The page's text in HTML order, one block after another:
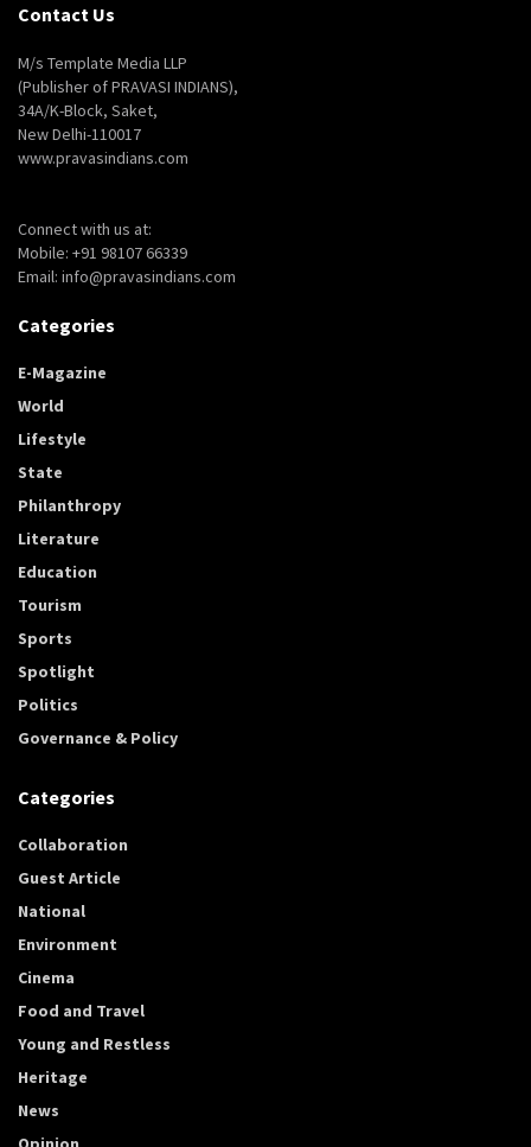
Contact Us
M/s Template Media LLP
(Publisher of PRAVASI INDIANS),
34A/K-Block, Saket,
New Delhi-110017
www.pravasindians.com
Connect with us at:
Mobile: +91 98107 66339
Email: info@pravasindians.com
Categories
E-Magazine
World
Lifestyle
State
Philanthropy
Literature
Education
Tourism
Sports
Spotlight
Politics
Governance & Policy
Categories
Collaboration
Guest Article
National
Environment
Cinema
Food and Travel
Young and Restless
Heritage
News